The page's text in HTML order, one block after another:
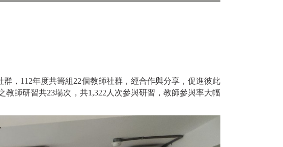
，112年度共籌組22個教師社群，經合作與分享，促進彼此
師研習共23場次，共1,322人次參與研習，教師參與率大幅